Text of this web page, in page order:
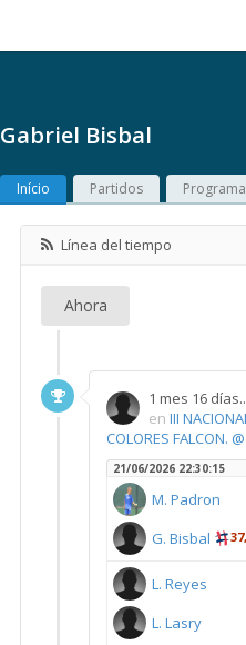
Gabriel Bisbal
Início Partidos
Línea del tiempo
Ahora
1 mes 16 días..
en III
COLORES FALCON.
21/06/2026 22:30:15
M. Padron
G. Bisbal
L. Reyes
L. Lasry